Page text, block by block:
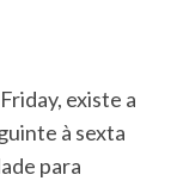
existe a
à sexta
para